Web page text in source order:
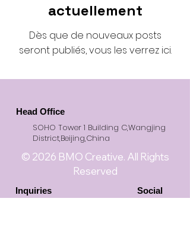
actuellement
Dès que de nouveaux posts
seront publiés, vous les verrez ici.
Head Office
SOHO Tower 1 Building C,Wangjing
District,Beijing,China
© 2026 BMO Creative. All Rights
Reserved
Inquiries Social